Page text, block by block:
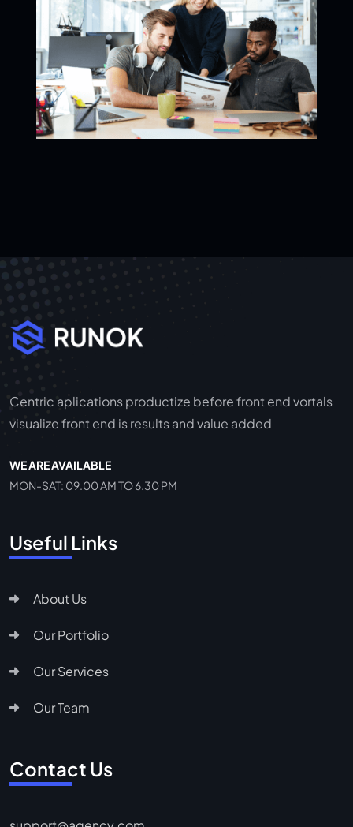
Centric aplications productize before front end vortals
visualize front end is results and value added
WE ARE AVAILABLE
MON-SAT: 09.00 AM TO 6.30 PM
Useful Links
About Us
Our Portfolio
Our Services
Our Team
Contact Us